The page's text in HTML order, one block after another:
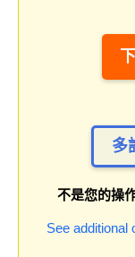
多
不是您的操
See additional